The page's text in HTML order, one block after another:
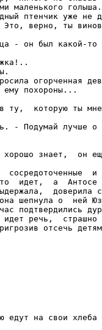
едут на свои хлеба